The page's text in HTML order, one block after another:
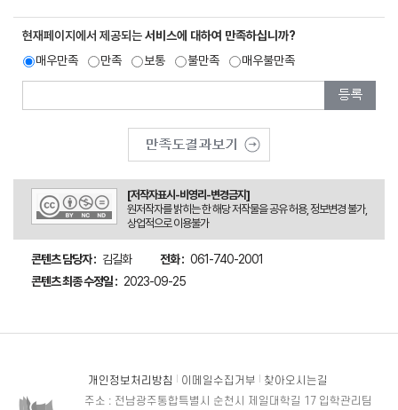
현재페이지에서 제공되는서비스에 대하여 만족하십니까?
매우만족
만족 보통 불만족 매우불만족
[저작자표시-비영리-변경금지]
원저작자를 밝히는 한 해당 저작물을 공유 허용, 정보변경 불가,
상업적으로 이용불가
콘텐츠 담당자 : 김길화 전화 : 061-740-2001
콘텐츠 최종 수정일 : 2023-09-25
개인정보처리방침 이메일수집거부
찾아오시는길
주소 : 전남광주통합특별시 순천시 제일대학길 17 입학관리팀